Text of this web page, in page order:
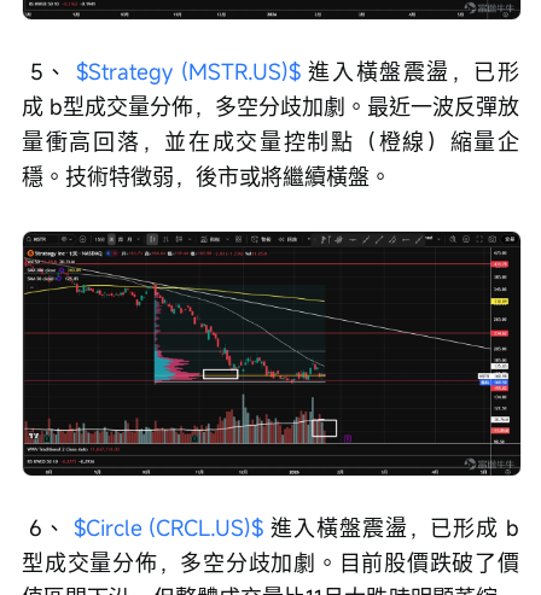
5、 $Strategy (MSTR.US)$ 進入橫盤震盪，已形
成 b型成交量分佈，多空分歧加劇。最近一波反彈放
量衝高回落，並在成交量控制點（橙線）縮量企
穩。技術特徵弱，後市或將繼續橫盤。
6、 $Circle (CRCL.US)$ 進入橫盤震盪，已形成 b
型成交量分佈，多空分歧加劇。目前股價跌破了價